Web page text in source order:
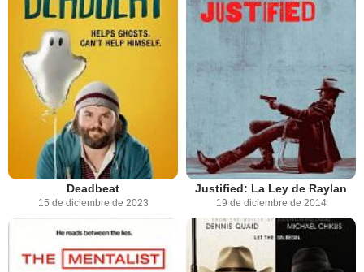
Deadbeat
15 de diciembre de 2023
Justified: La Ley de Raylan
19 de diciembre de 2014